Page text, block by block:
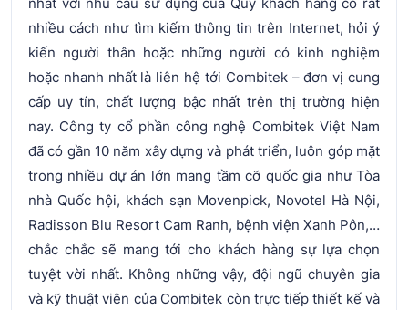
nhiều cách như tìm kiếm thông tin trên Internet, hỏi ý
kiến người thân hoặc những người có kinh nghiệm
hoặc nhanh nhất là liên hệ tới Combitek – đơn vị cung
cấp uy tín, chất lượng bậc nhất trên thị trường hiện
nay. Công ty cổ phần công nghệ Combitek Việt Nam
đã có gần 10 năm xây dựng và phát triển, luôn góp mặt
trong nhiều dự án lớn mang tầm cỡ quốc gia như Tòa
nhà Quốc hội, khách sạn Movenpick, Novotel Hà Nội,
Radisson Blu Resort Cam Ranh, bệnh viện Xanh Pôn,…
chắc chắc sẽ mang tới cho khách hàng sự lựa chọn
tuyệt vời nhất. Không những vậy, đội ngũ chuyên gia
và kỹ thuật viên của Combitek còn trực tiếp thiết kế và